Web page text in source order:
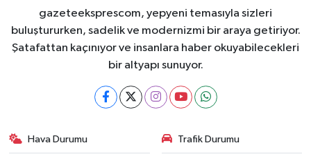
gazeteeksprescom, yepyeni temasıyla sizleri
buluştururken, sadelik ve modernizmi bir araya getiriyor.
Şatafattan kaçınıyor ve insanlara haber okuyabilecekleri
bir altyapı sunuyor.
Hava Durumu Trafik Durumu